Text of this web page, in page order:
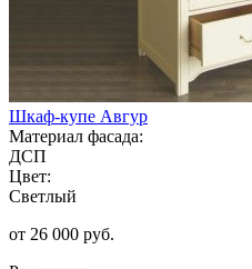
Шкаф-купе Авгур
Материал фасада:
ДСП
Цвет:
Светлый
от 26 000 руб.